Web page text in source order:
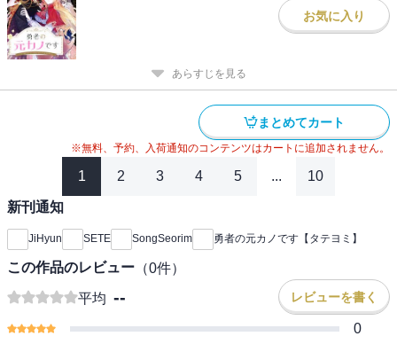
お気に入り
あらすじを見る
まとめてカート
※無料、予約、入荷通知のコンテンツはカートに追加されません。
1 2 3 4 5 ... 10
新刊通知
JiHyun SETE SongSeorim 勇者の元カノです【タテヨミ】
この作品のレビュー （0件）
平均 -- レビューを書く
0